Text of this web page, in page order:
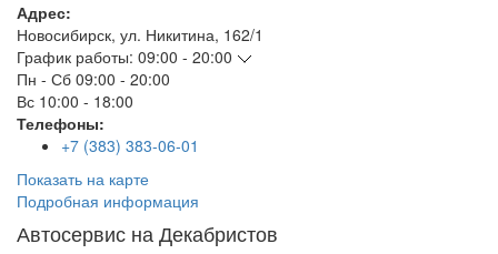
Адрес:
Новосибирск, ул. Никитина, 162/1
График работы: 09:00 - 20:00
Пн - Сб 09:00 - 20:00
Вс 10:00 - 18:00
Телефоны:
+7 (383) 383-06-01
Показать на карте
Подробная информация
Автосервис на Декабристов